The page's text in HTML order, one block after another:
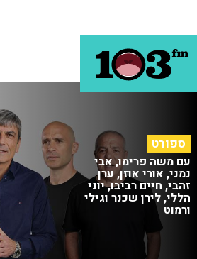
ספורט
עם משה פרימו, אבי
נמני, אורי אוזן, ערן
זהבי, חיים רביבו, יוני
הללי, לירן שכנר וגילי
ורמוט